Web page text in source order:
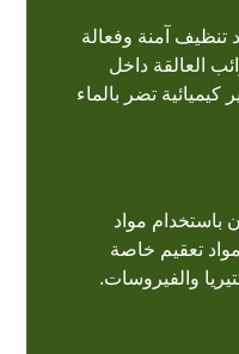
تنظيف آمنة وفعالة
العالقة داخل
كيميائية تضر بالماء
باستخدام مواد
تعقيم خاصة
والفيروسات.